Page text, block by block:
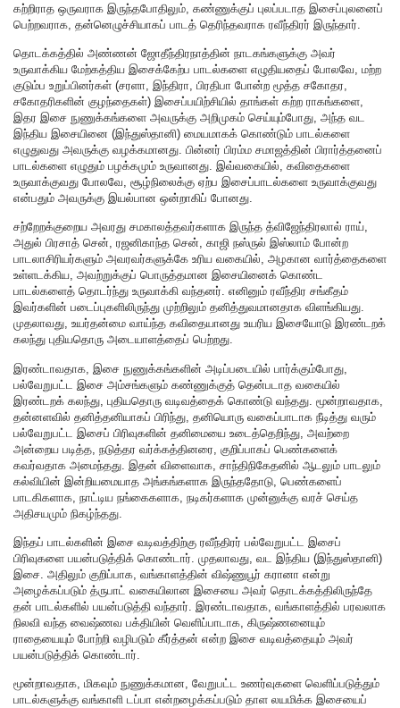
கற்றிராத ஒருவராக இருந்தபோதிலும், கண்ணுக்குப் புலப்படாத இசைப்புலனைப்
பெற்றவராக, தன்னெழுச்சியாகப் பாடத் தெரிந்தவராக ரவீந்திரர் இருந்தார்.
தொடக்கத்தில் அண்ணன் ஜோதீந்திரநாத்தின் நாடகங்களுக்கு அவர்
உருவாக்கிய மேற்கத்திய இசைக்கேற்ப பாடல்களை எழுதியதைப் போலவே, மற்ற
குடும்ப உறுப்பினர்கள் (சரளா, இந்திரா, பிரதிபா போன்ற மூத்த சகோதர,
சகோதரிகளின் குழந்தைகள்) இசைப்பயிற்சியில் தாங்கள் கற்ற ராகங்களை,
இதர இசை நுணுக்கங்களை அவருக்கு அறிமுகம் செய்யும்போது, அந்த வட
இந்திய இசையினை (இந்துஸ்தானி) மையமாகக் கொண்டும் பாடல்களை
எழுதுவது அவருக்கு வழக்கமானது. பின்னர் பிரம்ம சமாஜத்தின் பிரார்த்தனைப்
பாடல்களை எழுதும் பழக்கமும் உருவானது. இவ்வகையில், கவிதைகளை
உருவாக்குவது போலவே, சூழ்நிலைக்கு ஏற்ப இசைப்பாடல்களை உருவாக்குவது
என்பதும் அவருக்கு இயல்பான ஒன்றாகிப் போனது.
சற்றேறக்குறைய அவரது சமகாலத்தவர்களாக இருந்த த்விஜேந்திரலால் ராய்,
அதுல் பிரசாத் சென், ரஜனிகாந்த சென், காஜி நஸ்ருல் இஸ்லாம் போன்ற
பாடலாசிரியர்களும் அவரவர்களுக்கே உரிய வகையில், அழகான வார்த்தைகளை
உள்ளடக்கிய, அவற்றுக்குப் பொருத்தமான இசையினைக் கொண்ட
பாடல்களைத் தொடர்ந்து உருவாக்கி வந்தனர். எனினும் ரவீந்திர சங்கீதம்
இவர்களின் படைப்புகளிலிருந்து முற்றிலும் தனித்துவமானதாக விளங்கியது.
முதலாவது, உயர்தன்மை வாய்ந்த கவிதையானது உயரிய இசையோடு இரண்டறக்
கலந்து புதியதொரு அடையாளத்தைப் பெற்றது.
இரண்டாவதாக, இசை நுணுக்கங்களின் அடிப்படையில் பார்க்கும்போது,
பல்வேறுபட்ட இசை அம்சங்களும் கண்ணுக்குத் தென்படாத வகையில்
இரண்டறக் கலந்து, புதியதொரு வடிவத்தைக் கொண்டு வந்தது. மூன்றாவதாக,
தன்னளவில் தனித்தனியாகப் பிரிந்து, தனியொரு வகைப்பாடாக நீடித்து வரும்
பல்வேறுபட்ட இசைப் பிரிவுகளின் தனிமையை உடைத்தெறிந்து, அவற்றை
அன்றைய படித்த, நடுத்தர வர்க்கத்தினரை, குறிப்பாகப் பெண்களைக்
கவர்வதாக அமைந்தது. இதன் விளைவாக, சாந்திநிகேதனில் ஆடலும் பாடலும்
கல்வியின் இன்றியமையாத அங்கங்களாக இருந்ததோடு, பெண்களைப்
பாடகிகளாக, நாட்டிய நங்கைகளாக, நடிகர்களாக முன்னுக்கு வரச் செய்த
அதிசயமும் நிகழ்ந்தது.
இந்தப் பாடல்களின் இசை வடிவத்திற்கு ரவீந்திரர் பல்வேறுபட்ட இசைப்
பிரிவுகளை பயன்படுத்திக் கொண்டார். முதலாவது, வட இந்திய (இந்துஸ்தானி)
இசை. அதிலும் குறிப்பாக, வங்காளத்தின் விஷ்ணுபூர் கரானா என்று
அழைக்கப்படும் த்ருபாட் வகையிலான இசையை அவர் தொடக்கத்திலிருந்தே
தன் பாடல்களில் பயன்படுத்தி வந்தார். இரண்டாவதாக, வங்காளத்தில் பரவலாக
நிலவி வந்த வைஷ்ணவ பக்தியின் வெளிப்பாடாக, கிருஷ்ணனையும்
ராதையையும் போற்றி வழிபடும் கீர்த்தன் என்ற இசை வடிவத்தையும் அவர்
பயன்படுத்திக் கொண்டார்.
மூன்றாவதாக, மிகவும் நுணுக்கமான, வேறுபட்ட உணர்வுகளை வெளிப்படுத்தும்
பாடல்களுக்கு வங்காளி டப்பா என்றழைக்கப்படும் தாள லயமிக்க இசையைப்